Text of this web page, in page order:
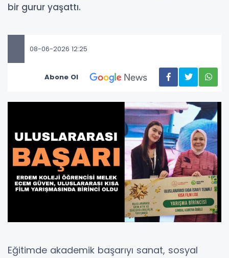
bir gurur yaşattı.
08-06-2026 12:25
Abone Ol
Eğitimde akademik başarıyı sanat, sosyal